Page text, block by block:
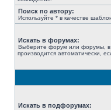
Поиск по автору:
Используйте * в качестве
Искать в форумах:
Выберите форум или форумы, в
производится автоматически,
Искать в подфорумах: